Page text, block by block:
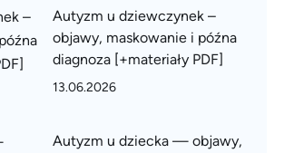
Autyzm u dziewczynek –
objawy, maskowanie i późna
diagnoza [+materiały PDF]
13.06.2026
Autyzm u dziecka — objawy,